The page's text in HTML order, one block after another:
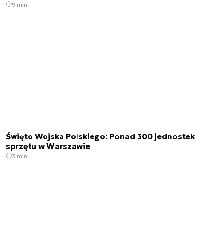
9 min.
Święto Wojska Polskiego: Ponad 300 jednostek
sprzętu w Warszawie
3 min.